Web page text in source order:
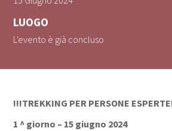
LUOGO
L'evento è già concluso
!!!TREKKING PER PERSONE
1 ^ giorno – 15 giugno 2024